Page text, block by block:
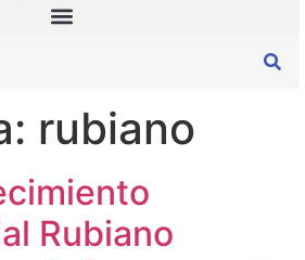
rubiano
Rubiano